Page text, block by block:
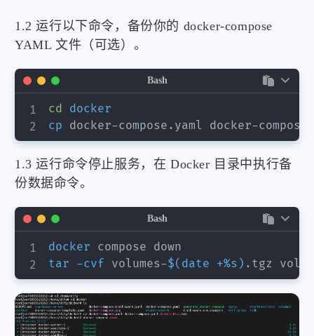
1.2 运行以下命令，备份你的 docker-compose
YAML 文件（可选）。
cd docker
cp docker-compose.yaml docker-
Bash
1.3 运行命令停止服务，在 Docker 目录中执行备
份数据命令。
docker
tar -cvf volumes-$( date +%s ) .tgz
Bash